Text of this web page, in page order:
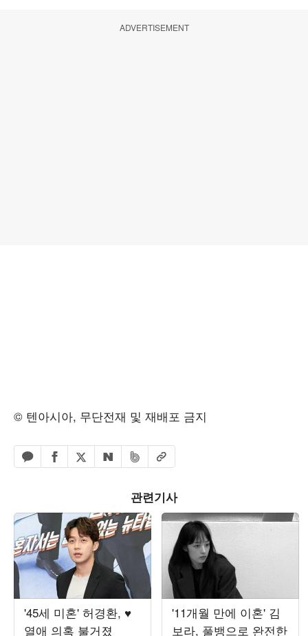
ADVERTISEMENT
© 텐아시아, 무단전재 및 재배포 금지
카카오톡 공유하기
페이스북 공유하기
엑스 공유하기
네이버 공유하기
밴드 공유하기
URL복사
관련기사
'45세 미혼' 허경환, ♥
열애 의혹 불거졌
'11개월 만에 이혼' 김
보라, 풀뱅으로 완전한